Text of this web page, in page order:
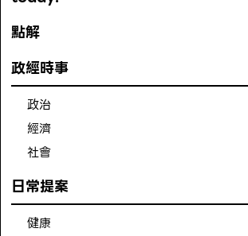
點解
政經時事
政治
經濟
社會
日常提案
健康